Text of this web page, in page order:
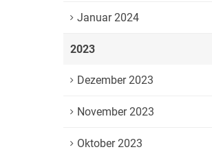
Januar 2024
2023
Dezember 2023
November 2023
Oktober 2023